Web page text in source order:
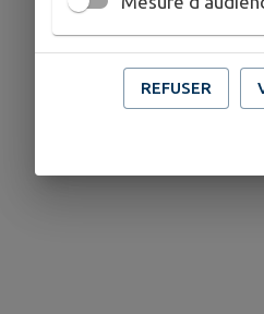
REFUSER